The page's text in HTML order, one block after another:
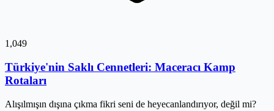
1,049
Türkiye'nin Saklı Cennetleri: Maceracı Kamp
Rotaları
Alışılmışın dışına çıkma fikri seni de heyecanlandırıyor, değil mi?